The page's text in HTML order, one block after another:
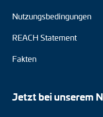
Nutzungsbedingungen
REACH Statement
Fakten
Jetzt bei unserem